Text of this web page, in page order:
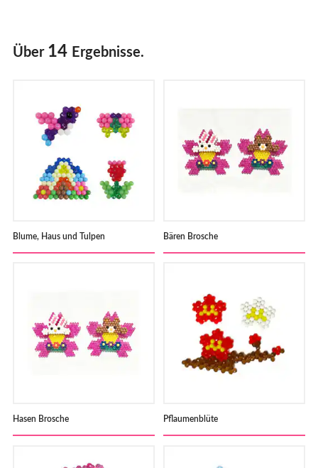
Über 14 Ergebnisse.
Blume, Haus und Tulpen Bären Brosche
Hasen Brosche Pflaumenblüte